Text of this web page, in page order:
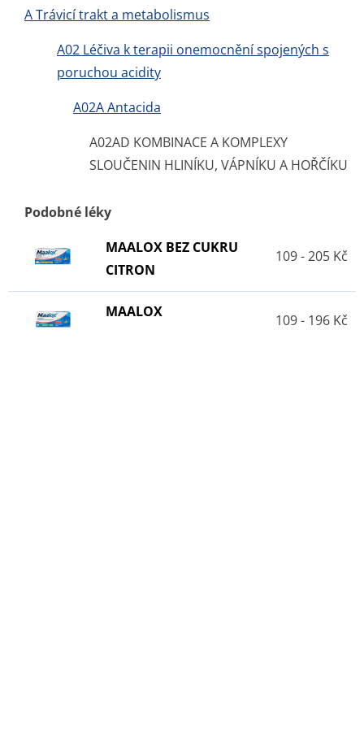
A Trávicí trakt a metabolismus
A02 Léčiva k terapii onemocnění spojených s
poruchou acidity
A02A Antacida
A02AD KOMBINACE A KOMPLEXY
SLOUČENIN HLINÍKU, VÁPNÍKU A HOŘČÍKU
Podobné léky
MAALOX BEZ CUKRU
CITRON
109 - 205 Kč
MAALOX 109 - 196 Kč